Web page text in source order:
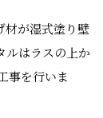
材が湿式塗り壁
ルはラスの上か
事を行いま